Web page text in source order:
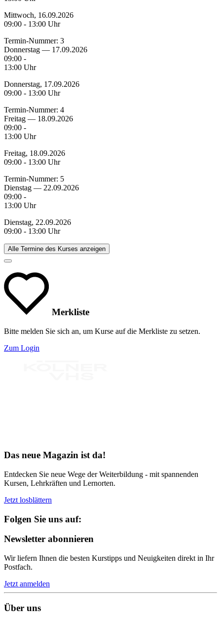
Mittwoch, 16.09.2026
09:00 - 13:00 Uhr
Termin-Nummer: 3
Donnerstag — 17.09.2026
09:00 -
13:00 Uhr
Donnerstag, 17.09.2026
09:00 - 13:00 Uhr
Termin-Nummer: 4
Freitag — 18.09.2026
09:00 -
13:00 Uhr
Freitag, 18.09.2026
09:00 - 13:00 Uhr
Termin-Nummer: 5
Dienstag — 22.09.2026
09:00 -
13:00 Uhr
Dienstag, 22.09.2026
09:00 - 13:00 Uhr
Alle Termine des Kurses anzeigen
Merkliste
Bitte melden Sie sich an, um Kurse auf die Merkliste zu setzen.
Zum Login
Das neue Magazin ist da!
Entdecken Sie neue Wege der Weiterbildung - mit spannenden
Kursen, Lehrkräften und Lernorten.
Jetzt losblättern
Folgen Sie uns auf:
Newsletter abonnieren
Wir liefern Ihnen die besten Kurstipps und Neuigkeiten direkt in Ihr
Postfach.
Jetzt anmelden
Über uns